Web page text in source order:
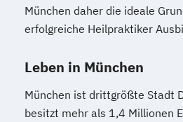
München daher die ideale
erfolgreiche Heilpraktiker
Leben in München
München ist drittgrößte Stadt
besitzt mehr als 1,4 Millionen